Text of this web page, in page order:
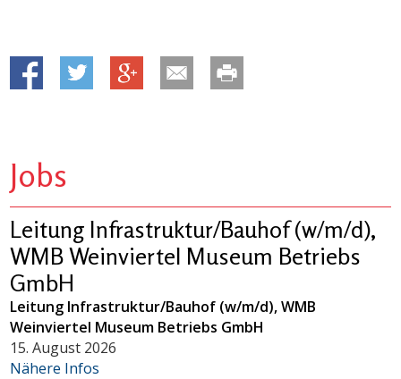
Jobs
Leitung Infrastruktur/Bauhof (w/m/d),
WMB Weinviertel Museum Betriebs
GmbH
Leitung Infrastruktur/Bauhof (w/m/d), WMB
Weinviertel Museum Betriebs GmbH
15. August 2026
Nähere Infos